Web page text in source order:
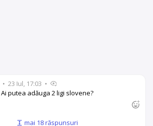
• 23 Iul, 17:03 •
Ai putea adăuga 2 ligi slovene?
mai 18 răspunsuri